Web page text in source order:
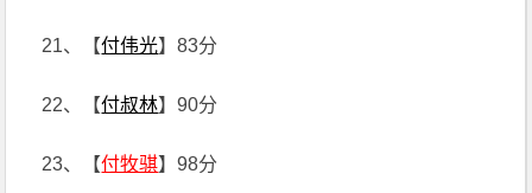
21、【付伟光】83分
22、【付叔林】90分
23、【付牧骐】98分